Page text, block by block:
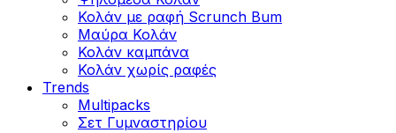
Κολάν με ραφή Scrunch Bum
Μαύρα Κολάν
Κολάν καμπάνα
Κολάν χωρίς ραφές
Trends
Multipacks
Σετ Γυμναστηρίου